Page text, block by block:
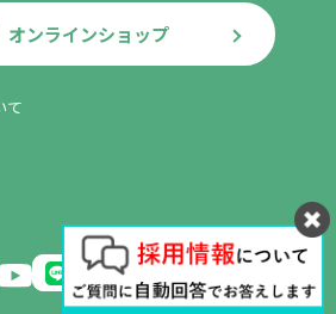
オンラインショップ
て
LINE友だち追加